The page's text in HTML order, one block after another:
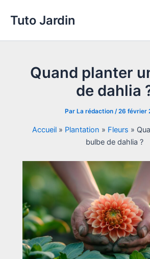
Tuto Jardin
Quand planter
de dahlia
Par La rédaction /26 février
Accueil » Plantation » Fleurs »
bulbe de dahlia ?